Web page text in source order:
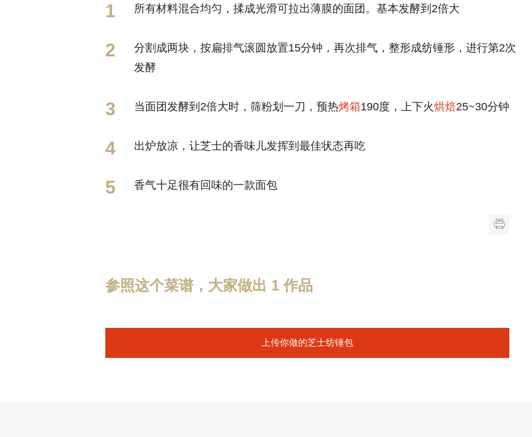
所有材料混合均匀，揉成光滑可拉出薄膜的面团。基本发酵到2倍大
分割成两块，按扁排气滚圆放置15分钟，再次排气，整形成纺锤形，进行第2次
发酵
当面团发酵到2倍大时，筛粉划一刀，预热烤箱190度，上下火烘焙25~30分钟
出炉放凉，让芝士的香味儿发挥到最佳状态再吃
香气十足很有回味的一款面包
参照这个菜谱，大家做出 1 作品
上传你做的芝士纺锤包